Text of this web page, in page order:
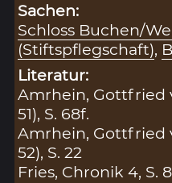
Sachen:
Schloss Buchen/
(Stiftspflegschaft),
Literatur:
Amrhein, Gottfried
51), S. 68f.
Amrhein, Gottfried
52), S. 22
Fries, Chronik 4, S.